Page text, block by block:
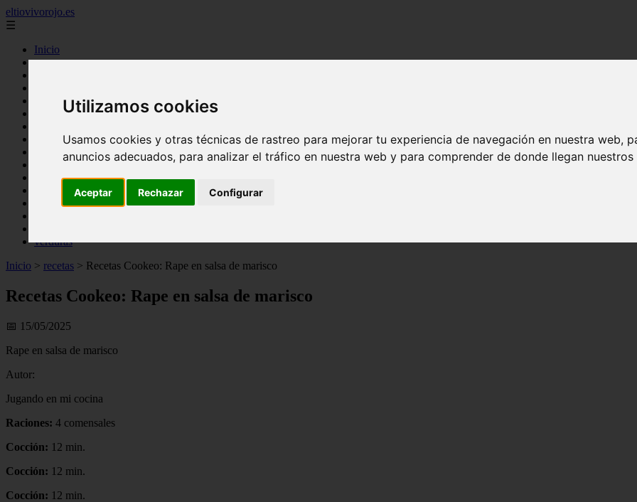
Utilizamos cookies
Usamos cookies y otras técnicas de rastreo para mejorar tu experiencia de navegación en nuestra web,
anuncios adecuados, para analizar el tráfico en nuestra web y para comprender de donde llegan
Aceptar Rechazar Configurar
eltiovivorojo.es
☰
Inicio
argentina
espana
huevos
mariscos
producto
verduras
Inicio > recetas > Recetas Cookeo: Rape en salsa de marisco
Recetas Cookeo: Rape en salsa de marisco
📅 15/05/2025
Rape en salsa de marisco
Autor:
Jugando en mi cocina
Raciones: 4 comensales
Cocción: 12 min.
Cocción: 12 min.
Cocción: 12 min.